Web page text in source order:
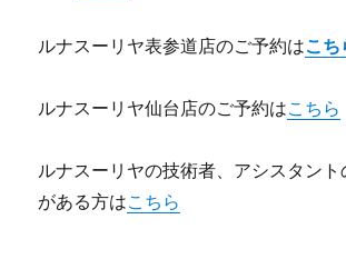
ルナスーリヤ表参道店のご予約はこち
ルナスーリヤ仙台店のご予約はこちら
ルナスーリヤの技術者、アシスタン
がある方はこちら